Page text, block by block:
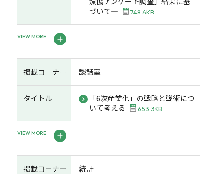
づいて―
748.6KB
VIEW MORE
掲載コーナー 談話室
タイトル
「6次産業化」の戦略と戦術につ
いて考える
653.3KB
VIEW MORE
掲載コーナー 統計